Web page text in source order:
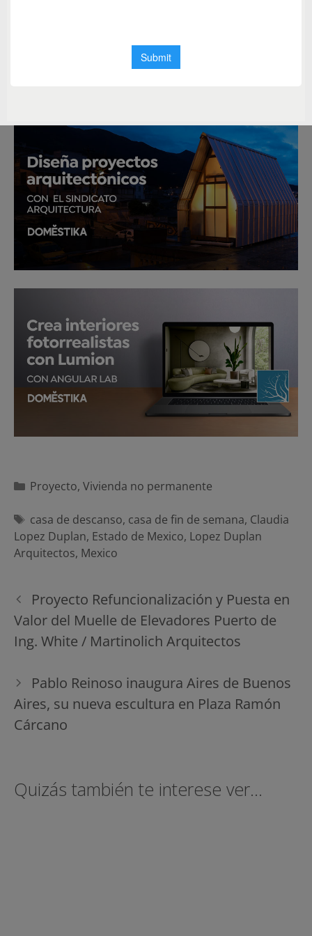
Categorías
Proyecto, Vivienda no permanente
Etiquetas
casa de descanso, casa de fin de semana, Claudia
Lopez Duplan, Estado de Mexico, Lopez Duplan
Arquitectos, Mexico
Navegación
de
entradas
Proyecto Refuncionalización y Puesta en
Valor del Muelle de Elevadores Puerto de
Ing. White / Martinolich Arquitectos
Pablo Reinoso inaugura Aires de Buenos
Aires, su nueva escultura en Plaza Ramón
Cárcano
Quizás también te interese ver...